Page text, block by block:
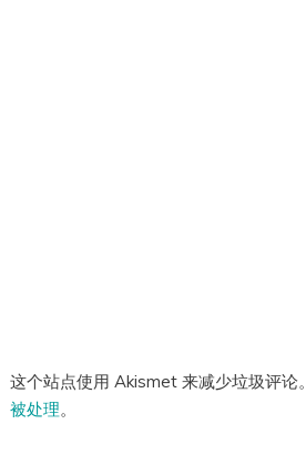
这个站点使用 Akismet 来减少垃圾评论。
被处理。